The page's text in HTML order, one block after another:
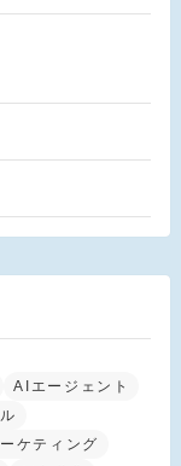
AIエージェント
ケティング